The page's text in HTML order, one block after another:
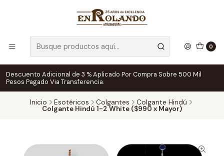
0
Descuento Adicional de 3 % Aplicado Por Compra Sobre 500 Mil
Pesos Pagado Via Transferencia.
Inicio Esotéricos Colgantes Colgante Hindú
Colgante Hindú 1-2 White ($990 x Mayor)